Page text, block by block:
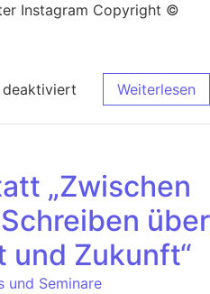
Instagram Copyright ©
deaktiviert Weiterlesen
„Zwischen
über
und Zukunft“
und Seminare